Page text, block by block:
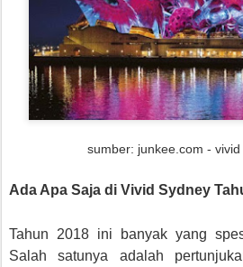
sumber: junkee.com -
Ada Apa Saja di Vivid Sydney
Tahun 2018 ini banyak yang
Salah satunya adalah